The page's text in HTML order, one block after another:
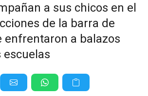
a sus chicos en el
de la barra de
enfrentaron a balazos